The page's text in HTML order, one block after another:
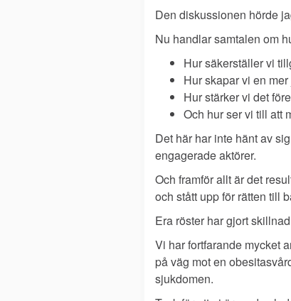
Den diskussionen hörde
Nu handlar samtalen om
Hur säkerställer vi
Hur skapar vi en
Hur stärker vi det
Och hur ser vi till att
Det här har inte hänt av
engagerade aktörer.
Och framför allt är det
och stått upp för rätten till
Era röster har gjort
Vi har fortfarande mycket
på väg mot en
sjukdomen.